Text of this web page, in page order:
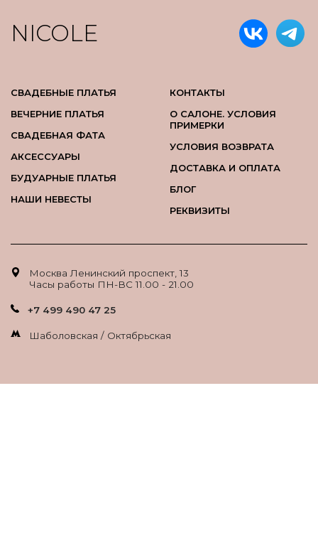
NICOLE
СВАДЕБНЫЕ ПЛАТЬЯ
ВЕЧЕРНИЕ ПЛАТЬЯ
СВАДЕБНАЯ ФАТА
АКСЕССУАРЫ
БУДУАРНЫЕ ПЛАТЬЯ
НАШИ НЕВЕСТЫ
КОНТАКТЫ
О САЛОНЕ. УСЛОВИЯ
ПРИМЕРКИ
УСЛОВИЯ ВОЗВРАТА
ДОСТАВКА И ОПЛАТА
БЛОГ
РЕКВИЗИТЫ
Москва Ленинский проспект, 13
Часы работы ПН-ВС 11.00 - 21.00
+7 499 490 47 25
Шаболовская / Октябрьская